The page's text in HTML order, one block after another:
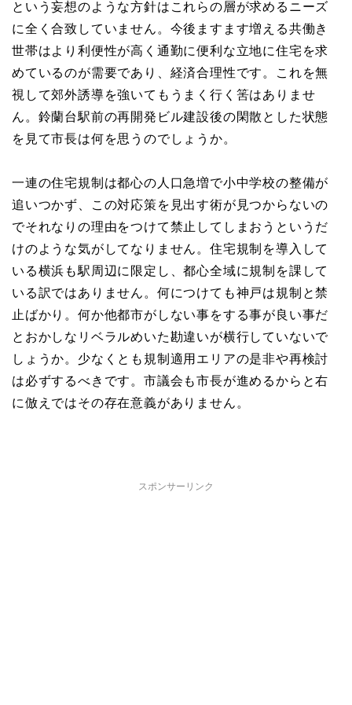
という妄想のような方針はこれらの層が求めるニーズ
に全く合致していません。今後ますます増える共働き
世帯はより利便性が高く通勤に便利な立地に住宅を求
めているのが需要であり、経済合理性です。これを無
視して郊外誘導を強いてもうまく行く筈はありませ
ん。鈴蘭台駅前の再開発ビル建設後の閑散とした状態
を見て市長は何を思うのでしょうか。
一連の住宅規制は都心の人口急増で小中学校の整備が
追いつかず、この対応策を見出す術が見つからないの
でそれなりの理由をつけて禁止してしまおうというだ
けのような気がしてなりません。住宅規制を導入して
いる横浜も駅周辺に限定し、都心全域に規制を課して
いる訳ではありません。何につけても神戸は規制と禁
止ばかり。何か他都市がしない事をする事が良い事だ
とおかしなリベラルめいた勘違いが横行していないで
しょうか。少なくとも規制適用エリアの是非や再検討
は必ずするべきです。市議会も市長が進めるからと右
に倣えではその存在意義がありません。
スポンサーリンク